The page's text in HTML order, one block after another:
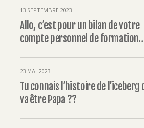
13 SEPTEMBRE 2023
Allo, c’est pour un bilan de votre
compte personnel de
23 MAI 2023
Tu connais l’histoire de l’iceberg
va être Papa ??